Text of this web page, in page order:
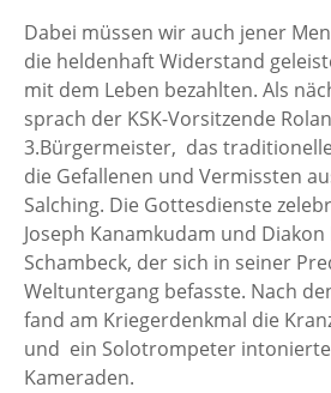
Dabei müssen wir auch jener
die heldenhaft Widerstand
mit dem Leben bezahlten. Als
sprach der KSK-Vorsitzende
3.Bürgermeister, das
die Gefallenen und Vermissten
Salching. Die Gottesdienste
Joseph Kanamkudam und
Schambeck, der sich in seiner
Weltuntergang befasste. Nach
fand am Kriegerdenkmal die
und ein Solotrompeter
Kameraden.